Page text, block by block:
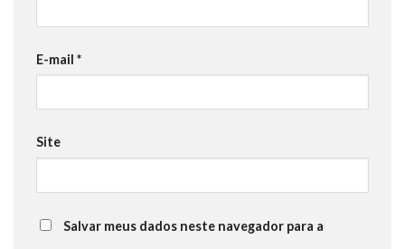
E-mail *
Site
Salvar meus dados neste navegador para a